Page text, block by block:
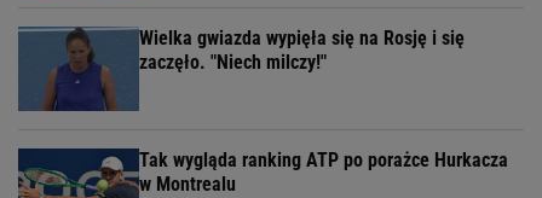
Wielka gwiazda wypięła się na Rosję i się
zaczęło. "Niech milczy!"
Tak wygląda ranking ATP po porażce Hurkacza
w Montrealu